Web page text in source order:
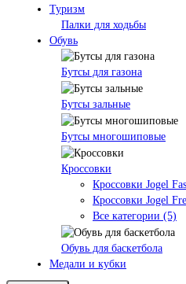
Туризм
Палки для ходьбы
Обувь
Бутсы для газона
Бутсы зальные
Бутсы многошиповые
Кроссовки
Кроссовки Jogel
Кроссовки Jogel
Все категории (5)
Обувь для баскетбола
Медали и кубки